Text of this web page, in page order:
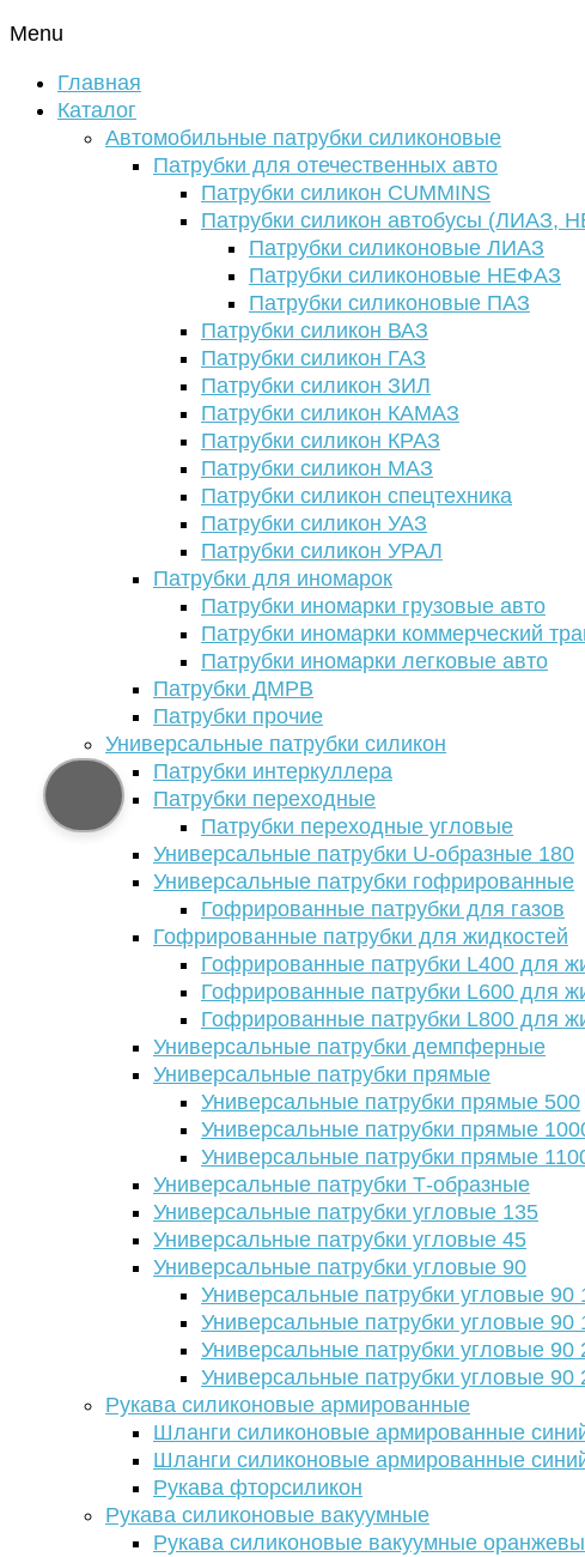
Menu
Главная
Каталог
Автомобильные патрубки силиконовые
Патрубки для отечественных авто
Патрубки силикон CUMMINS
Патрубки силикон автобусы (ЛИАЗ,
Патрубки силиконовые ЛИАЗ
Патрубки силиконовые НЕФАЗ
Патрубки силиконовые ПАЗ
Патрубки силикон ВАЗ
Патрубки силикон ГАЗ
Патрубки силикон ЗИЛ
Патрубки силикон КАМАЗ
Патрубки силикон КРАЗ
Патрубки силикон МАЗ
Патрубки силикон спецтехника
Патрубки силикон УАЗ
Патрубки силикон УРАЛ
Патрубки для иномарок
Патрубки иномарки грузовые авто
Патрубки иномарки коммерческий
Патрубки иномарки легковые авто
Патрубки ДМРВ
Патрубки прочие
Универсальные патрубки силикон
Патрубки интеркуллера
Патрубки переходные
Патрубки переходные угловые
Универсальные патрубки U-образные 180
Универсальные патрубки гофрированные
Гофрированные патрубки для газов
Гофрированные патрубки для жидкостей
Гофрированные патрубки L400 для
Гофрированные патрубки L600 для
Гофрированные патрубки L800 для
Универсальные патрубки демпферные
Универсальные патрубки прямые
Универсальные патрубки прямые 500
Универсальные патрубки прямые
Универсальные патрубки прямые
Универсальные патрубки Т-образные
Универсальные патрубки угловые 135
Универсальные патрубки угловые 45
Универсальные патрубки угловые 90
Универсальные патрубки угловые 90
Универсальные патрубки угловые 90
Универсальные патрубки угловые 90
Универсальные патрубки угловые 90
Рукава силиконовые армированные
Шланги силиконовые армированные
Шланги силиконовые армированные
Рукава фторсиликон
Рукава силиконовые вакуумные
Рукава силиконовые вакуумные